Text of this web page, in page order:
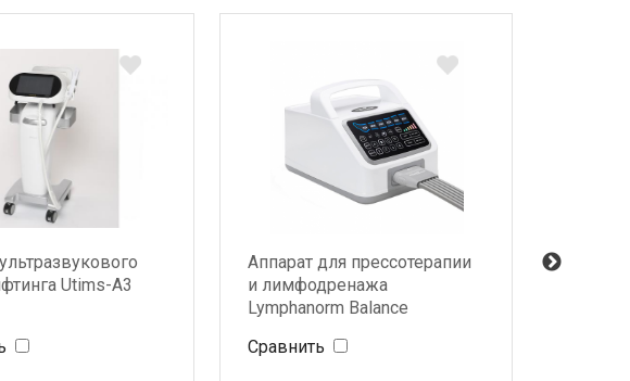
Utims-A3
Аппарат для прессотерапии
и лимфодренажа
Lymphanorm Balance
Сравнить